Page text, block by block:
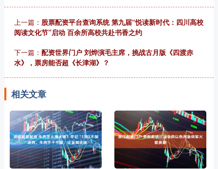
上一篇： 股票配资平台查询系统 第九届“悦读新时代：四川高校
阅读文化节”启动 百余所高校共赴书香之约
下一篇： 配资世界门户 刘烨演毛主席，挑战古月版《四渡赤
水》，票房能否超《长津湖》？
相关文章